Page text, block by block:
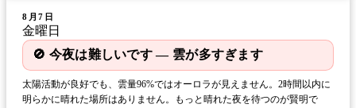
8月7日
金曜日
🚫 今夜は難しいです — 雲が多すぎます
太陽活動が良好でも、雲量96%ではオーロラが見えません。2時間以内に
明らかに晴れた場所はありません。もっと晴れた夜を待つのが賢明で